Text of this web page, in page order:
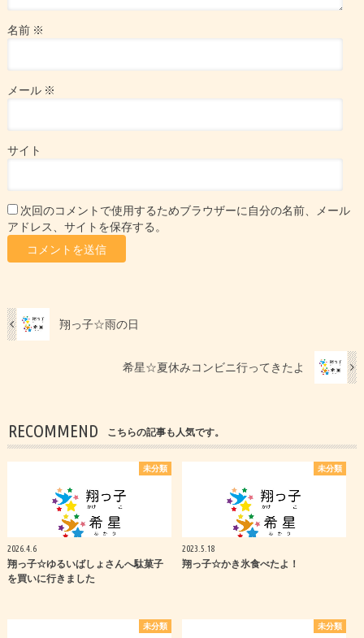
名前 ※
メール ※
サイト
次回のコメントで使用するためブラウザーに自分の名前、メール
アドレス、サイトを保存する。
翔っ子☆雨の日
希星☆夏休みコンビニ行ってきたよ
RECOMMEND こちらの記事も人気です。
未分類
2026.4.6
翔っ子☆ゆるいばしょさんへ駄菓子
を買いに行きました
未分類
2023.5.18
翔っ子☆かき氷食べたよ！
未分類 未分類